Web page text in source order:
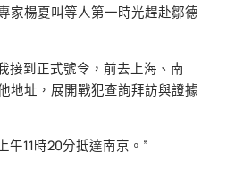
家楊夏叫等人第一時光趕赴鄒德
接到正式號令，前去上海、南
地址，展開戰犯查詢拜訪與證據
午11時20分抵達南京。”